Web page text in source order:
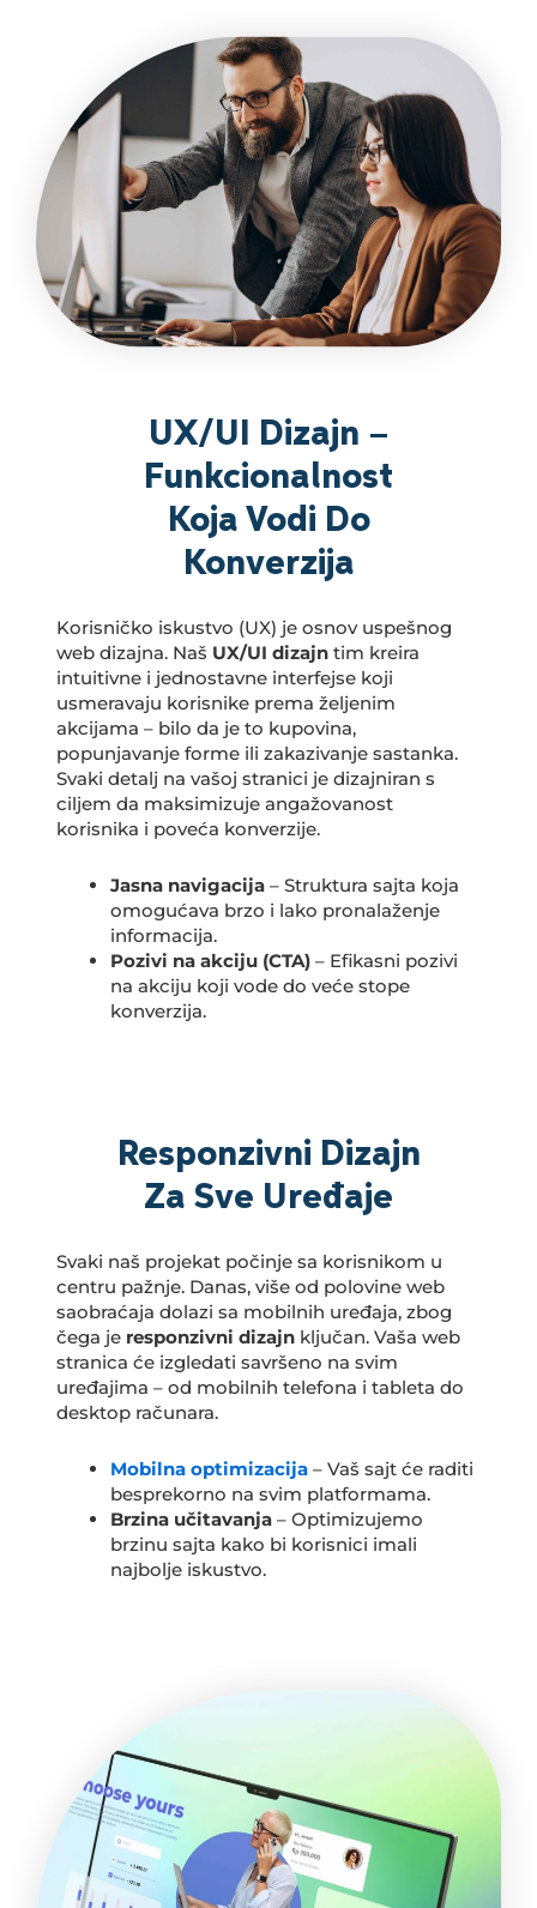
Responzivni Dizajn
Za Sve Uređaje
Svaki naš projekat počinje sa korisnikom u
centru pažnje. Danas, više od polovine web
saobraćaja dolazi sa mobilnih uređaja, zbog
čega je responzivni dizajn ključan. Vaša web
stranica će izgledati savršeno na svim
uređajima – od mobilnih telefona i tableta do
desktop računara.
Mobilna optimizacija – Vaš sajt će raditi
besprekorno na svim platformama.
Brzina učitavanja – Optimizujemo
brzinu sajta kako bi korisnici imali
najbolje iskustvo.
UX/UI Dizajn –
Funkcionalnost
Koja Vodi Do
Konverzija
Korisničko iskustvo (UX) je osnov uspešnog
web dizajna. Naš UX/UI dizajn tim kreira
intuitivne i jednostavne interfejse koji
usmeravaju korisnike prema željenim
akcijama – bilo da je to kupovina,
popunjavanje forme ili zakazivanje sastanka.
Svaki detalj na vašoj stranici je dizajniran s
ciljem da maksimizuje angažovanost
korisnika i poveća konverzije.
Jasna navigacija – Struktura sajta koja
omogućava brzo i lako pronalaženje
informacija.
Pozivi na akciju (CTA) – Efikasni pozivi
na akciju koji vode do veće stope
konverzija.